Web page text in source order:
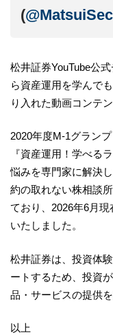
(
松井証券YouTube公
ら資産運用を学んで
り入れた動画コンテ
2020年度M-1グラン
『資産運用！学べる
悩みを専門家に解決
約の取れない株相談
ており、2026年6月
いたしました。
松井証券は、投資体
ートするため、投資
品・サービスの提供を
以上